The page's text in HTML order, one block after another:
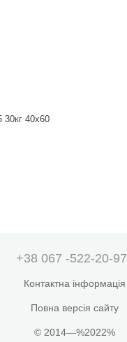
30кг 40x60
+38 067 -522-20-97
Контактна інформація
Повна версія сайту
© 2014—%2022%